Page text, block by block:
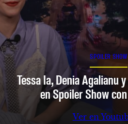
SPOILER SHOW
Tessa Ia, Denia Agalianu
en Spoiler Show
Ver en